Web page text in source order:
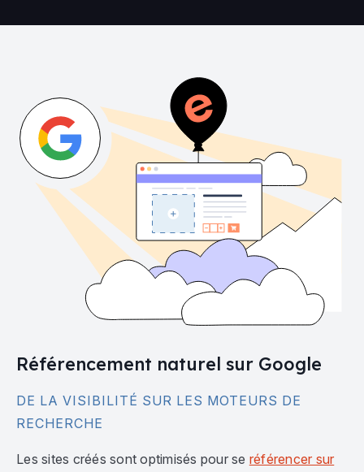
Référencement naturel sur Google
DE LA VISIBILITÉ SUR LES MOTEURS DE
RECHERCHE
Les sites créés sont optimisés pour se référencer sur